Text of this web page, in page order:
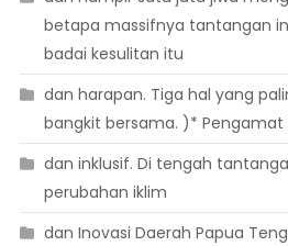
betapa massifnya tantangan
badai kesulitan itu
dan harapan. Tiga hal yang
bangkit bersama. )* Pengamat
dan inklusif. Di tengah
perubahan iklim
dan Inovasi Daerah Papua